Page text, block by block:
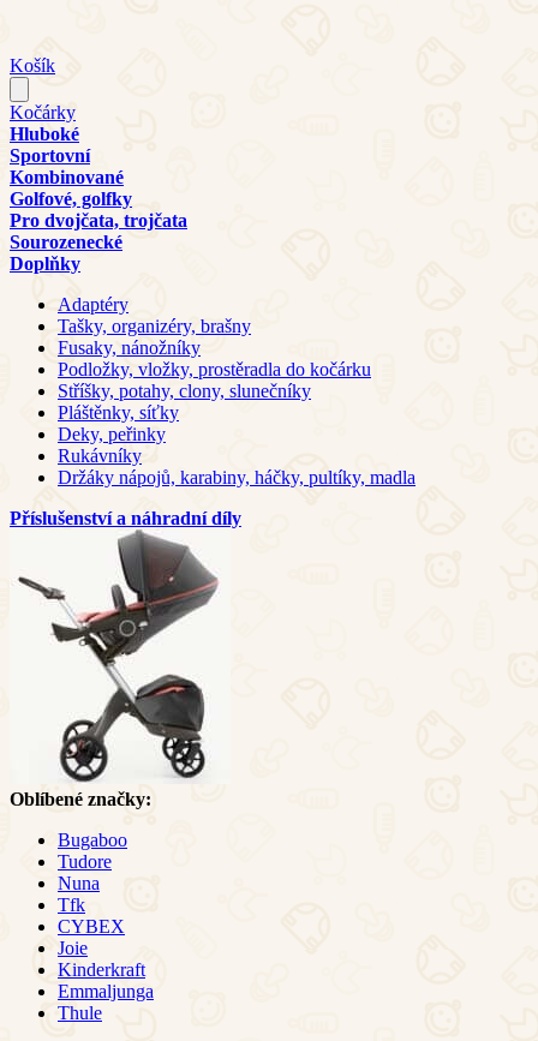
Košík
Kočárky
Hluboké
Sportovní
Kombinované
Golfové, golfky
Pro dvojčata, trojčata
Sourozenecké
Doplňky
Adaptéry
Tašky, organizéry, brašny
Fusaky, nánožníky
Podložky, vložky, prostěradla do kočárku
Stříšky, potahy, clony, slunečníky
Pláštěnky, síťky
Deky, peřinky
Rukávníky
Držáky nápojů, karabiny, háčky, pultíky, madla
Příslušenství a náhradní díly
Oblíbené značky:
Bugaboo
Tudore
Nuna
Tfk
CYBEX
Joie
Kinderkraft
Emmaljunga
Thule